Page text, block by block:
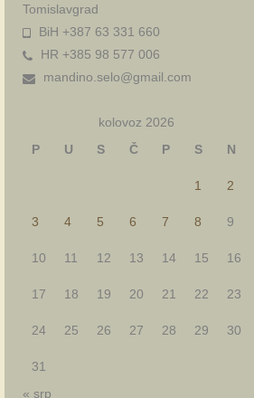
Tomislavgrad
BiH +387 63 331 660
HR +385 98 577 006
mandino.selo@gmail.com
kolovoz 2026
P
U S Č P S N
1 2
3 4 5 6 7 8 9
10 11 12 13 14 15 16
17 18 19 20 21 22 23
24 25 26 27 28 29 30
31
« srp